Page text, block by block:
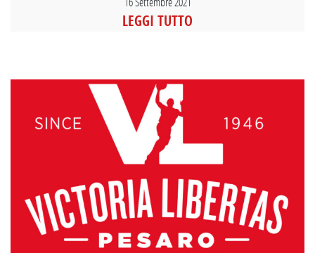
LEGGI TUTTO